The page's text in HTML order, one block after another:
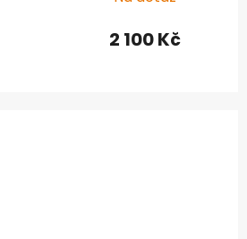
2 100 Kč